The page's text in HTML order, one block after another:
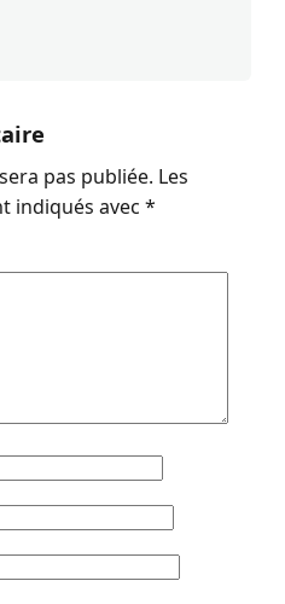
pas publiée. Les
indiqués avec *